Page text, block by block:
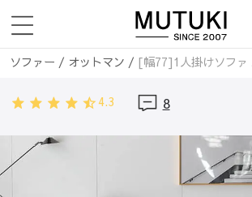
ソファー / オットマン / [幅77]1人掛けソファ
ソファー/レザー・合皮ソファ/
[幅77]1人
[幅77]1人掛けソフ
ソファー/ [幅77]1人掛けソファ パ
4.3 8